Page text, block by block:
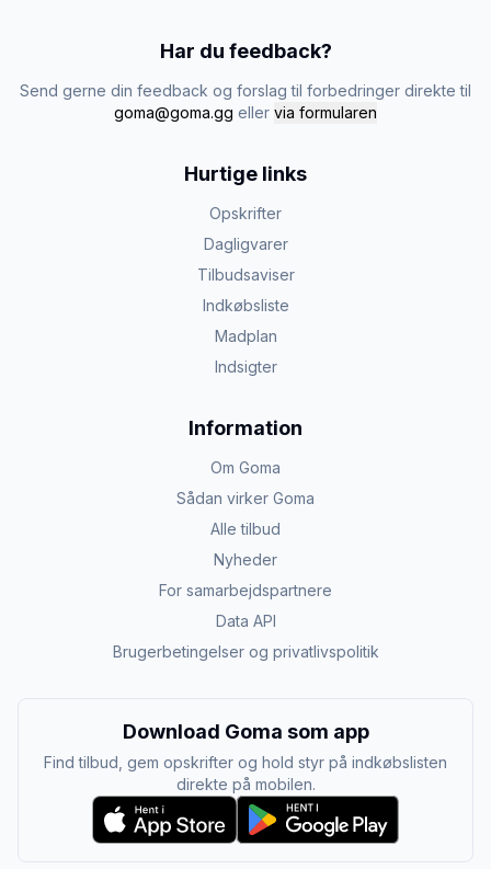
Har du feedback?
Send gerne din feedback og forslag til forbedringer direkte til
goma@goma.gg eller via formularen
Hurtige links
Opskrifter
Dagligvarer
Tilbudsaviser
Indkøbsliste
Madplan
Indsigter
Information
Om Goma
Sådan virker Goma
Alle tilbud
Nyheder
For samarbejdspartnere
Data API
Brugerbetingelser og privatlivspolitik
Download Goma som app
Find tilbud, gem opskrifter og hold styr på indkøbslisten
direkte på mobilen.